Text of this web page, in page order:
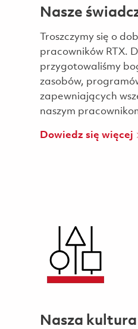
Nasze
Troszczymy się o
pracowników RTX.
przygotowaliśmy
zasobów,
zapewniających
naszym
Dowiedz się więcej
Nasza kultura